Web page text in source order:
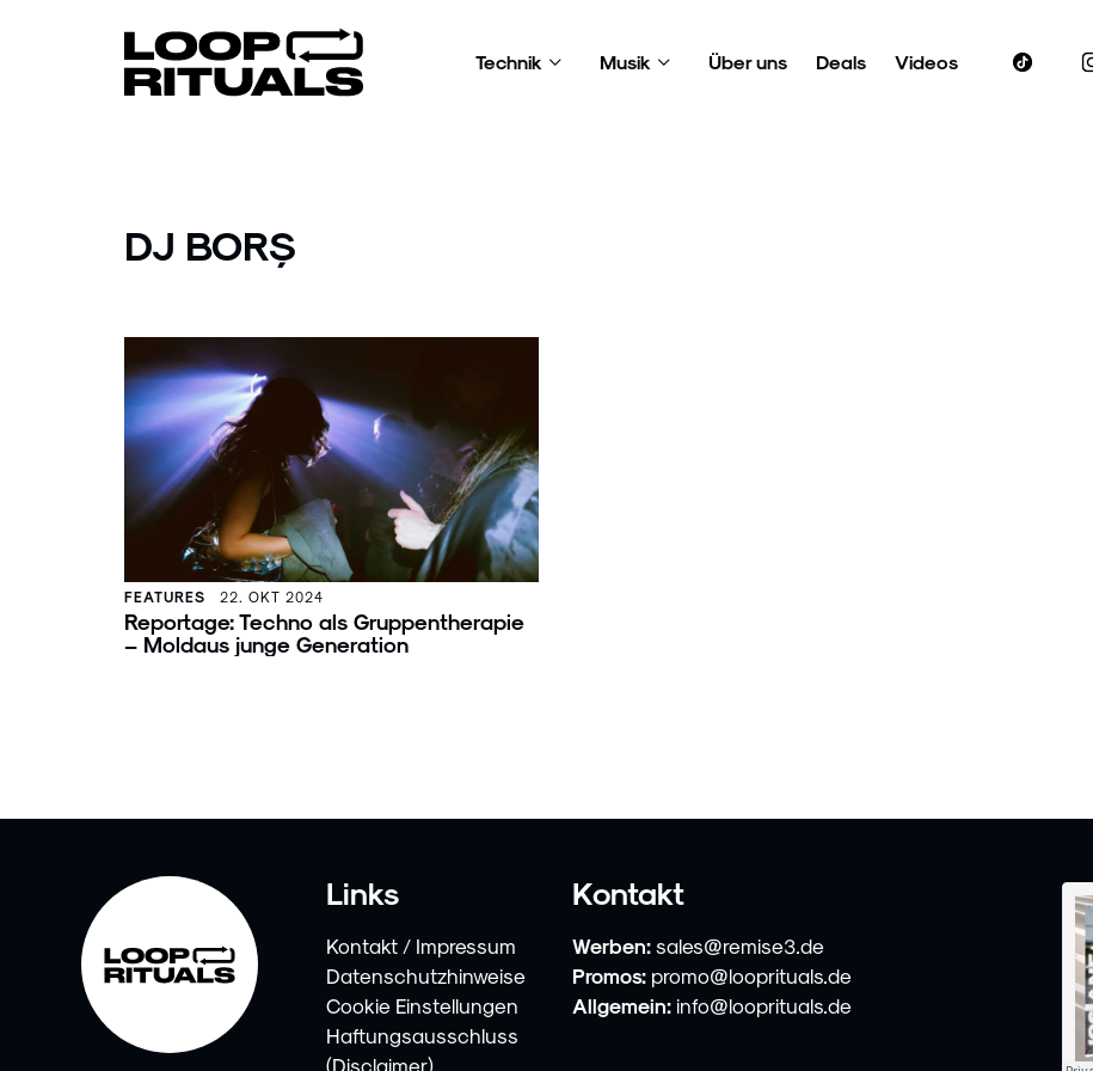
Technik Musik Über uns Deals Videos
DJ BORȘ
FEATURES 22. OKT 2024
Reportage: Techno als Gruppentherapie
– Moldaus junge Generation
Links
Kontakt / Impressum
Datenschutzhinweise
Cookie Einstellungen
Haftungsausschluss
(Disclaimer)
Kontakt
Werben: sales@remise3.de
Promos: promo@looprituals.de
Allgemein: info@looprituals.de